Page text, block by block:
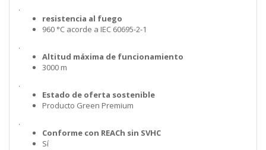
.
resistencia al fuego
960 °C acorde a IEC 60695-2-1
.
Altitud máxima de funcionamiento
3000 m
.
Estado de oferta sostenible
Producto Green Premium
.
Conforme con REACh sin SVHC
Sí